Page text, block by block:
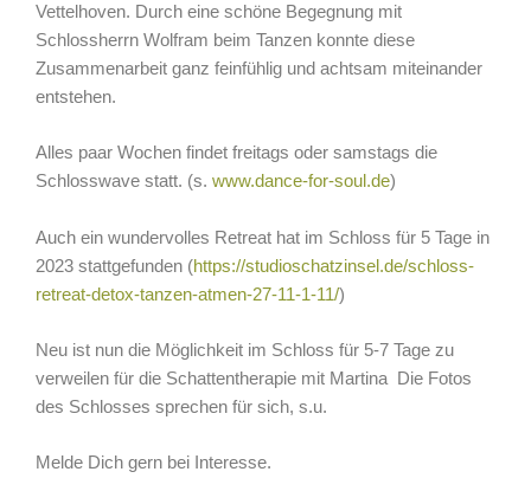
Vettelhoven. Durch eine schöne Begegnung mit
Schlossherrn Wolfram beim Tanzen konnte diese
Zusammenarbeit ganz feinfühlig und achtsam miteinander
entstehen.
Alles paar Wochen findet freitags oder samstags die
Schlosswave statt. (s. www.dance-for-soul.de)
Auch ein wundervolles Retreat hat im Schloss für 5 Tage in
2023 stattgefunden (https://studioschatzinsel.de/schloss-
retreat-detox-tanzen-atmen-27-11-1-11/)
Neu ist nun die Möglichkeit im Schloss für 5-7 Tage zu
verweilen für die Schattentherapie mit Martina Die Fotos
des Schlosses sprechen für sich, s.u.
Melde Dich gern bei Interesse.